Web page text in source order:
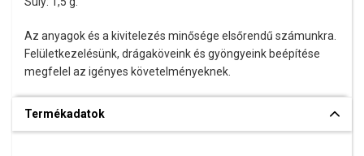
Az anyagok és a kivitelezés minősége elsőrendű számunkra.
Felületkezelésünk, drágaköveink és gyöngyeink beépítése
megfelel az igényes követelményeknek.
Termékadatok